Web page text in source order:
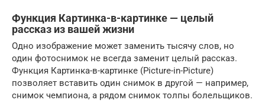
Функция Картинка-в-картинке — целый
рассказ из вашей жизни
Одно изображение может заменить тысячу слов, но
один фотоснимок не всегда заменит целый рассказ.
Функция Картинка-в-картинке (Picture-in-Picture)
позволяет вставить один снимок в другой — например,
снимок чемпиона, а рядом снимок толпы болельщиков.